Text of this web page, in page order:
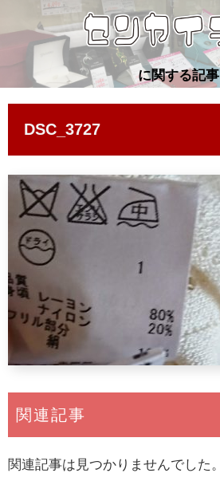
に関する記事
DSC_3727
関連記事
関連記事は見つかりませんでした。